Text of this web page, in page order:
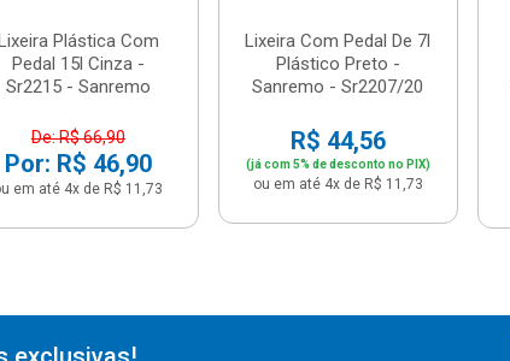
Plástica Com
Pedal 15l Cinza -
Sr2215 - Sanremo
De: R$ 66,90
Por: R$ 46,90
em até 4x de R$ 11,73
Lixeira Com Pedal De 7l
Plástico Preto -
Sanremo - Sr2207/20
R$ 44,56
(já com 5% de desconto no PIX)
ou em até 4x de R$ 11,73